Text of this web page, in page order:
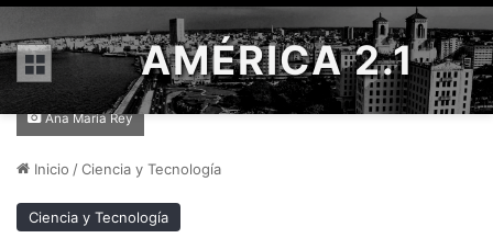
Menú AMÉRICA 2.1
Ana María Rey
Inicio /Ciencia y Tecnología
Ciencia y Tecnología